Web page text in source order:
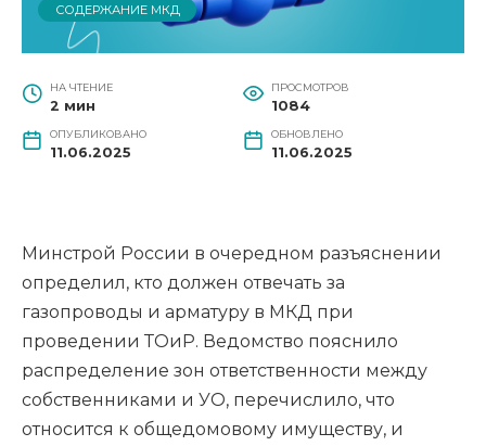
СОДЕРЖАНИЕ МКД
НА ЧТЕНИЕ
2 мин
ПРОСМОТРОВ
1084
ОПУБЛИКОВАНО
11.06.2025
ОБНОВЛЕНО
11.06.2025
Минстрой России в очередном разъяснении
определил, кто должен отвечать за
газопроводы и арматуру в МКД при
проведении ТОиР. Ведомство пояснило
распределение зон ответственности между
собственниками и УО, перечислило, что
относится к общедомовому имуществу, и